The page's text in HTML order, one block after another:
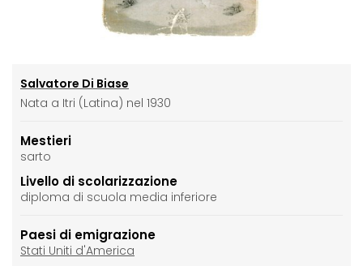
Salvatore Di Biase
Nata a Itri (Latina) nel 1930
Mestieri
sarto
Livello di scolarizzazione
diploma di scuola media inferiore
Paesi di emigrazione
Stati Uniti d'America